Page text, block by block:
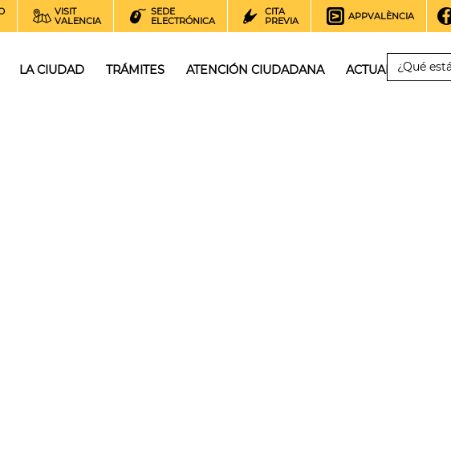
VISIT
VALENCIA
SEDE
ELECTRÓNICA
CITA
PREVIA
APPVALÈNCIA
LA CIUDAD TRÁMITES ATENCIÓN CIUDADANA ACTUALIDAD